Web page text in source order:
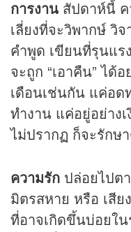
การงาน สัปดาห์นี้
เลี่ยงที่จะวิพากษ์ วิ
คำพูด เขียนที่รุนแร
จะถูก “เอาคืน” ได้
เดือนเช่นกัน แค่อ
ทำงาน แค่อยู่อย่าง
ไม่ปรากฏ ก็จะรักษ
ความรัก ปล่อยไปต
มิตรสหาย หรือ เสี
ที่อาจเกิดขึ้นบ่อยใ